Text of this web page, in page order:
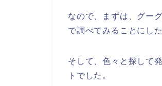
なので、まずは、グー
で調べてみることにし
そして、色々と探して
トでした。